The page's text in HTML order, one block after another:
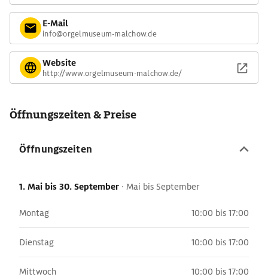
E-Mail
info@orgelmuseum-malchow.de
Website
http://www.orgelmuseum-malchow.de/
Öffnungszeiten & Preise
Öffnungszeiten
1. Mai bis 30. September · Mai bis September
Montag 10:00 bis 17:00
Dienstag 10:00 bis 17:00
Mittwoch 10:00 bis 17:00